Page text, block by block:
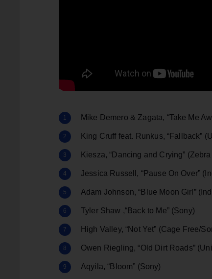
Mike Demero & Zagata, “Take Me
King Cruff feat. Runkus, “Fallback”
Kiesza, “Dancing and Crying”
Jessica Russell, “Pause On Over”
Adam Johnson, “Blue Moon Girl”
Tyler Shaw ,“Back to Me” (Sony)
High Valley, “Not Yet” (Cage Free/
Owen Riegling, “Old Dirt Roads”
Aqyila, “Bloom” (Sony)